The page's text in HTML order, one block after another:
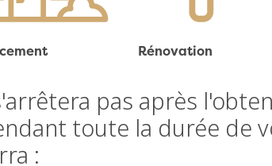
Rénovation
pas après
toute la durée de
: